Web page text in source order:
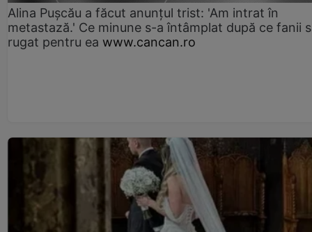
Alina Pușcău a făcut anunțul trist: 'Am intrat în
metastază.' Ce minune s-a întâmplat după ce fanii
rugat pentru ea www.cancan.ro